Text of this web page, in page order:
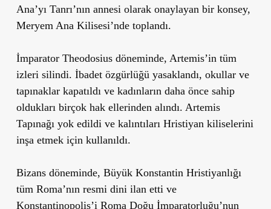
Ana’yı Tanrı’nın annesi olarak onaylayan bir konsey,
Meryem Ana Kilisesi’nde toplandı.
İmparator Theodosius döneminde, Artemis’in tüm
izleri silindi. İbadet özgürlüğü yasaklandı, okullar ve
tapınaklar kapatıldı ve kadınların daha önce sahip
oldukları birçok hak ellerinden alındı. Artemis
Tapınağı yok edildi ve kalıntıları Hristiyan kiliselerini
inşa etmek için kullanıldı.
Bizans döneminde, Büyük Konstantin Hristiyanlığı
tüm Roma’nın resmi dini ilan etti ve
Konstantinopolis’i Roma Doğu İmparatorluğu’nun